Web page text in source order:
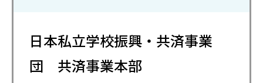
日本私立学校振興・共済事業
団 共済事業本部